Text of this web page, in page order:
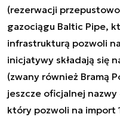
(rezerwacji
gazociągu Baltic Pipe,
infrastrukturą pozwoli
inicjatywy składają się
(zwany również Bramą
jeszcze oficjalnej
który pozwoli na import